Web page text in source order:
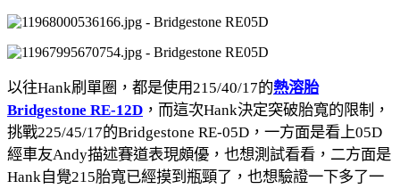
以往Hank刷單圈，都是使用215/40/17的熱溶胎
Bridgestone RE-12D ，而這次Hank決定突破胎寬的限制，
挑戰225/45/17的Bridgestone RE-05D，一方面是看上05D
經車友Andy描述賽道表現頗優，也想測試看看，二方面是
Hank自覺215胎寬已經摸到瓶頸了，也想驗證一下多了一